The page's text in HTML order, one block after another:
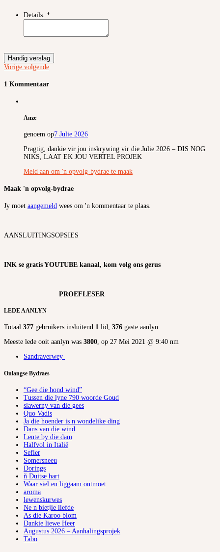
Details: *
Handig verslag
Vorige volgende
1 Kommentaar
Anze
genoem op7 Julie 2026
Pragtig, dankie vir jou inskrywing vir die Julie 2026 – DIS NOG
NIKS, LAAT EK JOU VERTEL PROJEK
Meld aan om 'n opvolg-bydrae te maak
Maak 'n opvolg-bydrae
Jy moet aangemeld wees om 'n kommentaar te plaas.
AANSLUITINGSOPSIES
INK se gratis YOUTUBE kanaal, kom volg ons gerus
PROEFLESER
LEDE AANLYN
Totaal 377 gebruikers insluitend 1 lid, 376 gaste aanlyn
Meeste lede ooit aanlyn was 3800, op 27 Mei 2021 @ 9:40 nm
Sandraverwey
Onlangse Bydraes
“Gee die hond wind”
Tussen die lyne 790 woorde Goud
slawerny van die gees
Quo Vadis
Ja die hoender is n wondelike ding
Dans van die wind
Lente by die dam
Halfvol in Italië
Sefier
Somersneeu
Dorings
ñ Duitse hart
Waar siel en liggaam ontmoet
aroma
lewenskurwes
Ne n bietjie liefde
As die Karoo blom
Dankie liewe Heer
Augustus 2026 – Aanhalingsprojek
Tabo